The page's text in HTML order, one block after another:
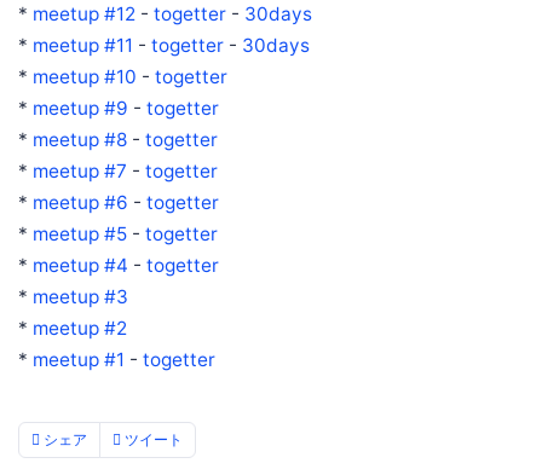
* meetup #12 - togetter - 30days
* meetup #11 - togetter - 30days
* meetup #10 - togetter
* meetup #9 - togetter
* meetup #8 - togetter
* meetup #7 - togetter
* meetup #6 - togetter
* meetup #5 - togetter
* meetup #4 - togetter
* meetup #3
* meetup #2
* meetup #1 - togetter
シェア ツイート